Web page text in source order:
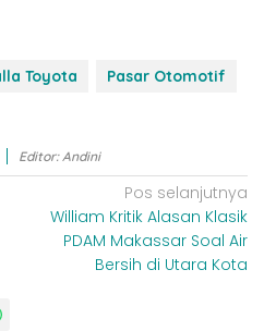
Toyota
Pasar Otomotif
Editor: Andini
Pos selanjutnya
William Kritik Alasan Klasik
PDAM Makassar Soal Air
Bersih di Utara Kota